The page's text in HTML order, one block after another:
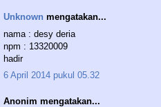
Unknown mengatakan...
nama : desy deria
npm : 13320009
hadir
6 April 2014 pukul 05.32
Anonim mengatakan...